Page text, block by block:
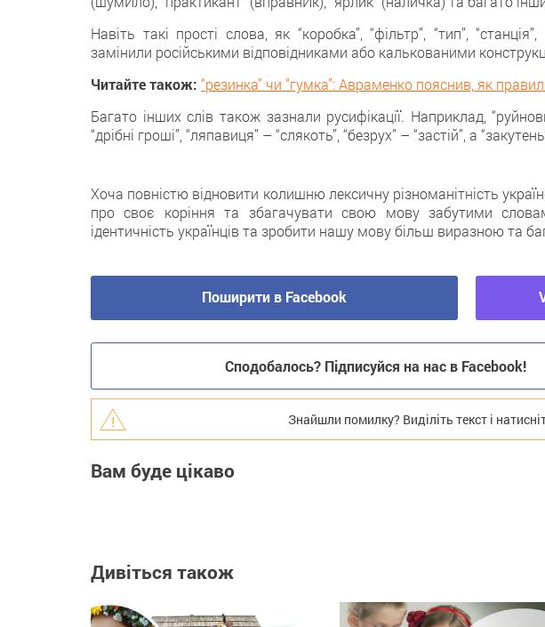
Навіть такі прості слова, як “коробка”, “фільтр”, “тип”,
замінили російськими відповідниками або калькованими
Читайте також: “резинка” чи “гумка”: Авраменко пояснив, як
Багато інших слів також зазнали русифікації. Наприклад,
“дрібні гроші”, “ляпавиця” – “слякоть”, “безрух” – “застій”, а
Хоча повністю відновити колишню лексичну різноманітність
про своє коріння та збагачувати свою мову забутими
ідентичність українців та зробити нашу мову більш виразною та
Поширити в Facebook
Сподобалось? Підписуйся на нас в Facebook!
Знайшли помилку? Виділіть текст і
Вам буде цікаво
Дивіться також